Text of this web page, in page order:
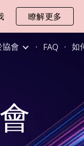
Skip to
瞭解更多
協會 FAQ 如